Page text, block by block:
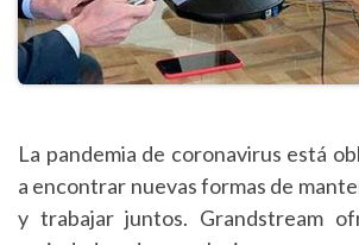
La pandemia de coronavirus está
a encontrar nuevas formas de
y trabajar juntos. Grandstream